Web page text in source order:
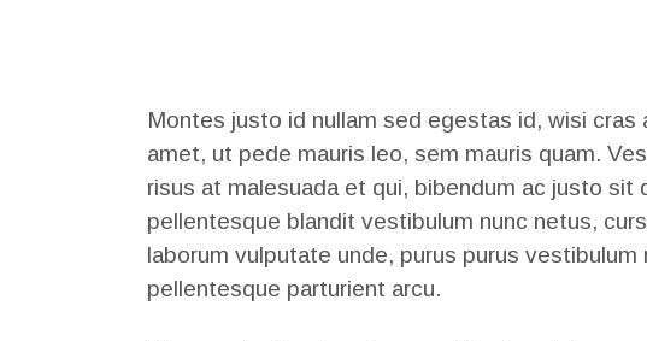
Montes justo id nullam sed egestas id, wisi
amet, ut pede mauris leo, sem mauris quam.
risus at malesuada et qui, bibendum ac justo
pellentesque blandit vestibulum nunc netus,
laborum vulputate unde, purus purus
pellentesque parturient arcu.